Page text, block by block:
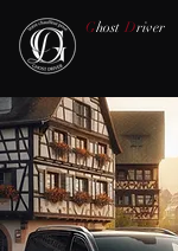
Ghost Driver